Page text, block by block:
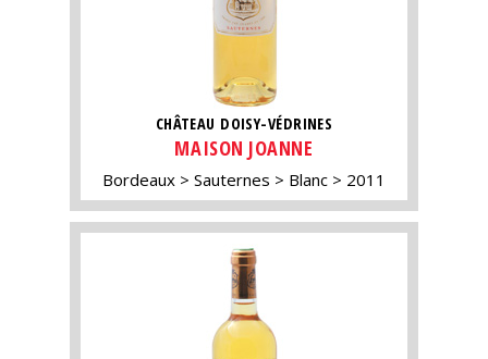
CHÂTEAU DOISY-VÉDRINES
MAISON JOANNE
Bordeaux Sauternes Blanc 2011